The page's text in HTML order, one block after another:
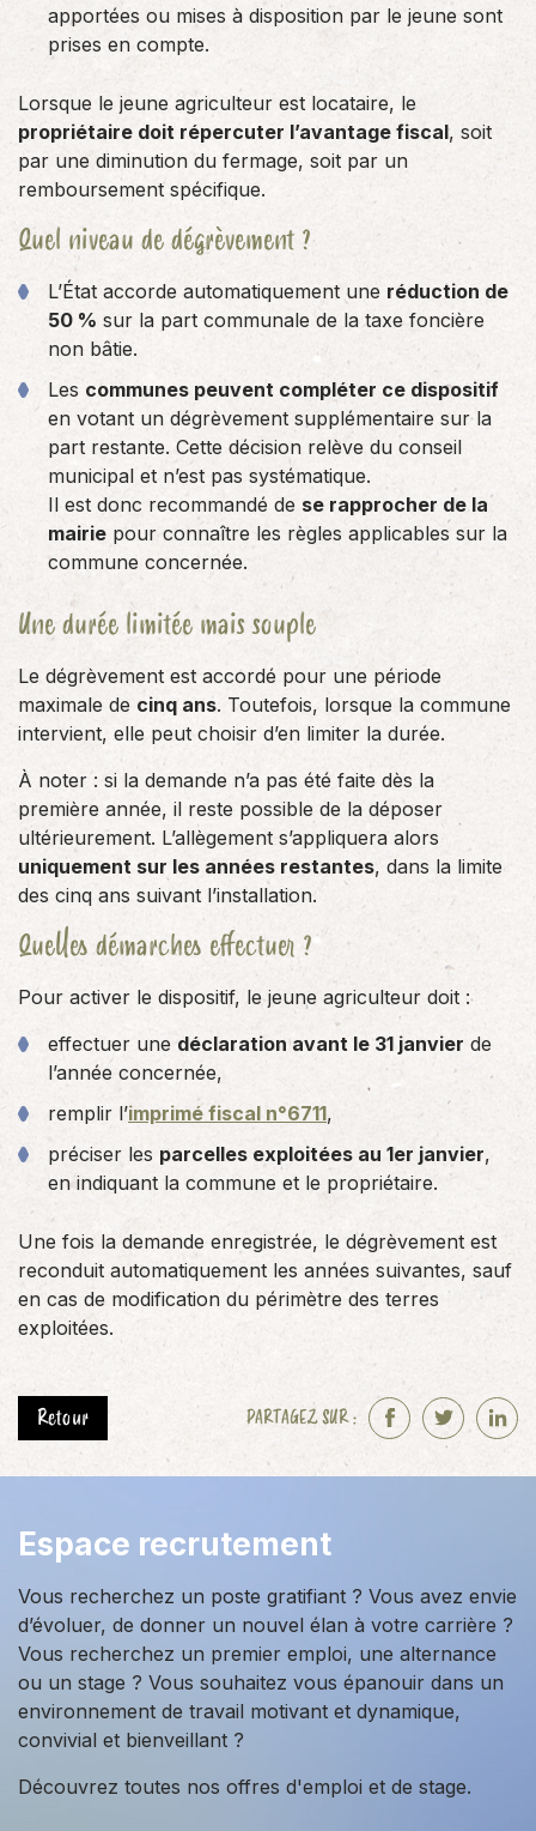
apportées ou mises à disposition par le jeune sont
prises en compte.
Lorsque le jeune agriculteur est locataire, le
propriétaire doit répercuter l’avantage fiscal, soit
par une diminution du fermage, soit par un
remboursement spécifique.
Quel niveau de dégrèvement ?
L’État accorde automatiquement une réduction de
50 % sur la part communale de la taxe foncière
non bâtie.
Les communes peuvent compléter ce dispositif
en votant un dégrèvement supplémentaire sur la
part restante. Cette décision relève du conseil
municipal et n’est pas systématique.
Il est donc recommandé de se rapprocher de la
mairie pour connaître les règles applicables sur la
commune concernée.
Une durée limitée mais souple
Le dégrèvement est accordé pour une période
maximale de cinq ans. Toutefois, lorsque la commune
intervient, elle peut choisir d’en limiter la durée.
À noter : si la demande n’a pas été faite dès la
première année, il reste possible de la déposer
ultérieurement. L’allègement s’appliquera alors
uniquement sur les années restantes, dans la limite
des cinq ans suivant l’installation.
Quelles démarches effectuer ?
Pour activer le dispositif, le jeune agriculteur doit :
effectuer unedéclaration avant le 31 janvier de
l’année concernée,
remplir l’imprimé fiscal n°6711,
préciser les parcelles exploitées au 1er janvier,
en indiquant la commune et le propriétaire.
Une fois la demande enregistrée, le dégrèvement est
reconduit automatiquement les années suivantes, sauf
en cas de modification du périmètre des terres
exploitées.
Retour PARTAGEZ SUR :
F
o
k
T
r
L
I
n
Espace recrutement
Vous recherchez un poste gratifiant ? Vous avez envie
d’évoluer, de donner un nouvel élan à votre carrière ?
Vous recherchez un premier emploi, une alternance
ou un stage ? Vous souhaitez vous épanouir dans un
environnement de travail motivant et dynamique,
convivial et bienveillant ?
Découvrez toutes nos offres d'emploi et de stage.